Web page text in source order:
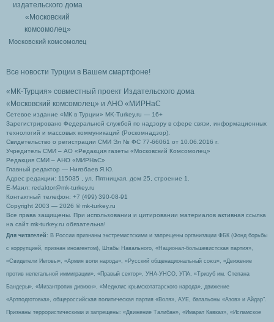
Московский комсомолец
Все новости Турции в Вашем смартфоне!
«МК-Турция» совместный проект Издательского дома
«Московский комсомолец» и АНО «МИРНаС
Сетевое издание «МК в Турции» MK-Turkey.ru — 16+
Зарегистрировано Федеральной службой по надзору в сфере связи, информационных
технологий и массовых коммуникаций (Роскомнадзор).
Свидетельство о регистрации СМИ Эл № ФС 77-66061 от 10.06.2016 г.
Учредитель СМИ – АО «Редакция газеты «Московский Комсомолец»
Редакция СМИ – АНО «МИРНаС»
Главный редактор — Ниязбаев Я.Ю.
Адрес редакции: 115035 , ул. Пятницкая, дом 25, строение 1.
Е-Маил: redaktor@mk-turkey.ru
Контактный телефон: +7 (499) 390-08-91
Copyright 2003 — 2026 © mk-turkey.ru
Все права защищены. При использовании и цитировании материалов активная ссылка
на сайт mk-turkey.ru обязательна!
Для читателей : В России признаны экстремистскими и запрещены организации ФБК (Фонд борьбы
с коррупцией, признан иноагентом), Штабы Навального, «Национал-большевистская партия»,
«Свидетели Иеговы», «Армия воли народа», «Русский общенациональный союз», «Движение
против нелегальной иммиграции», «Правый сектор», УНА-УНСО, УПА, «Тризуб им. Степана
Бандеры», «Мизантропик дивижн», «Меджлис крымскотатарского народа», движение
«Артподготовка», общероссийская политическая партия «Воля», АУЕ, батальоны «Азов» и Айдар″.
Признаны террористическими и запрещены: «Движение Талибан», «Имарат Кавказ», «Исламское